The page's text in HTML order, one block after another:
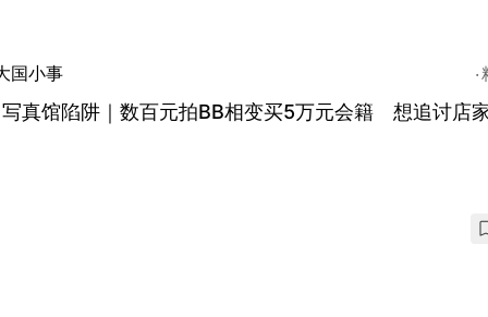
国小事
真馆陷阱｜数百元拍BB相变买5万元会籍 想追讨店